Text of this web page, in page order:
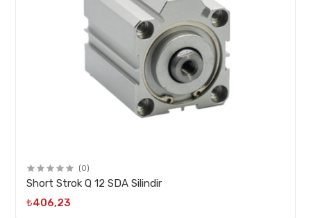
(0)
Short Strok Q 12 SDA Silindir
₺406,23